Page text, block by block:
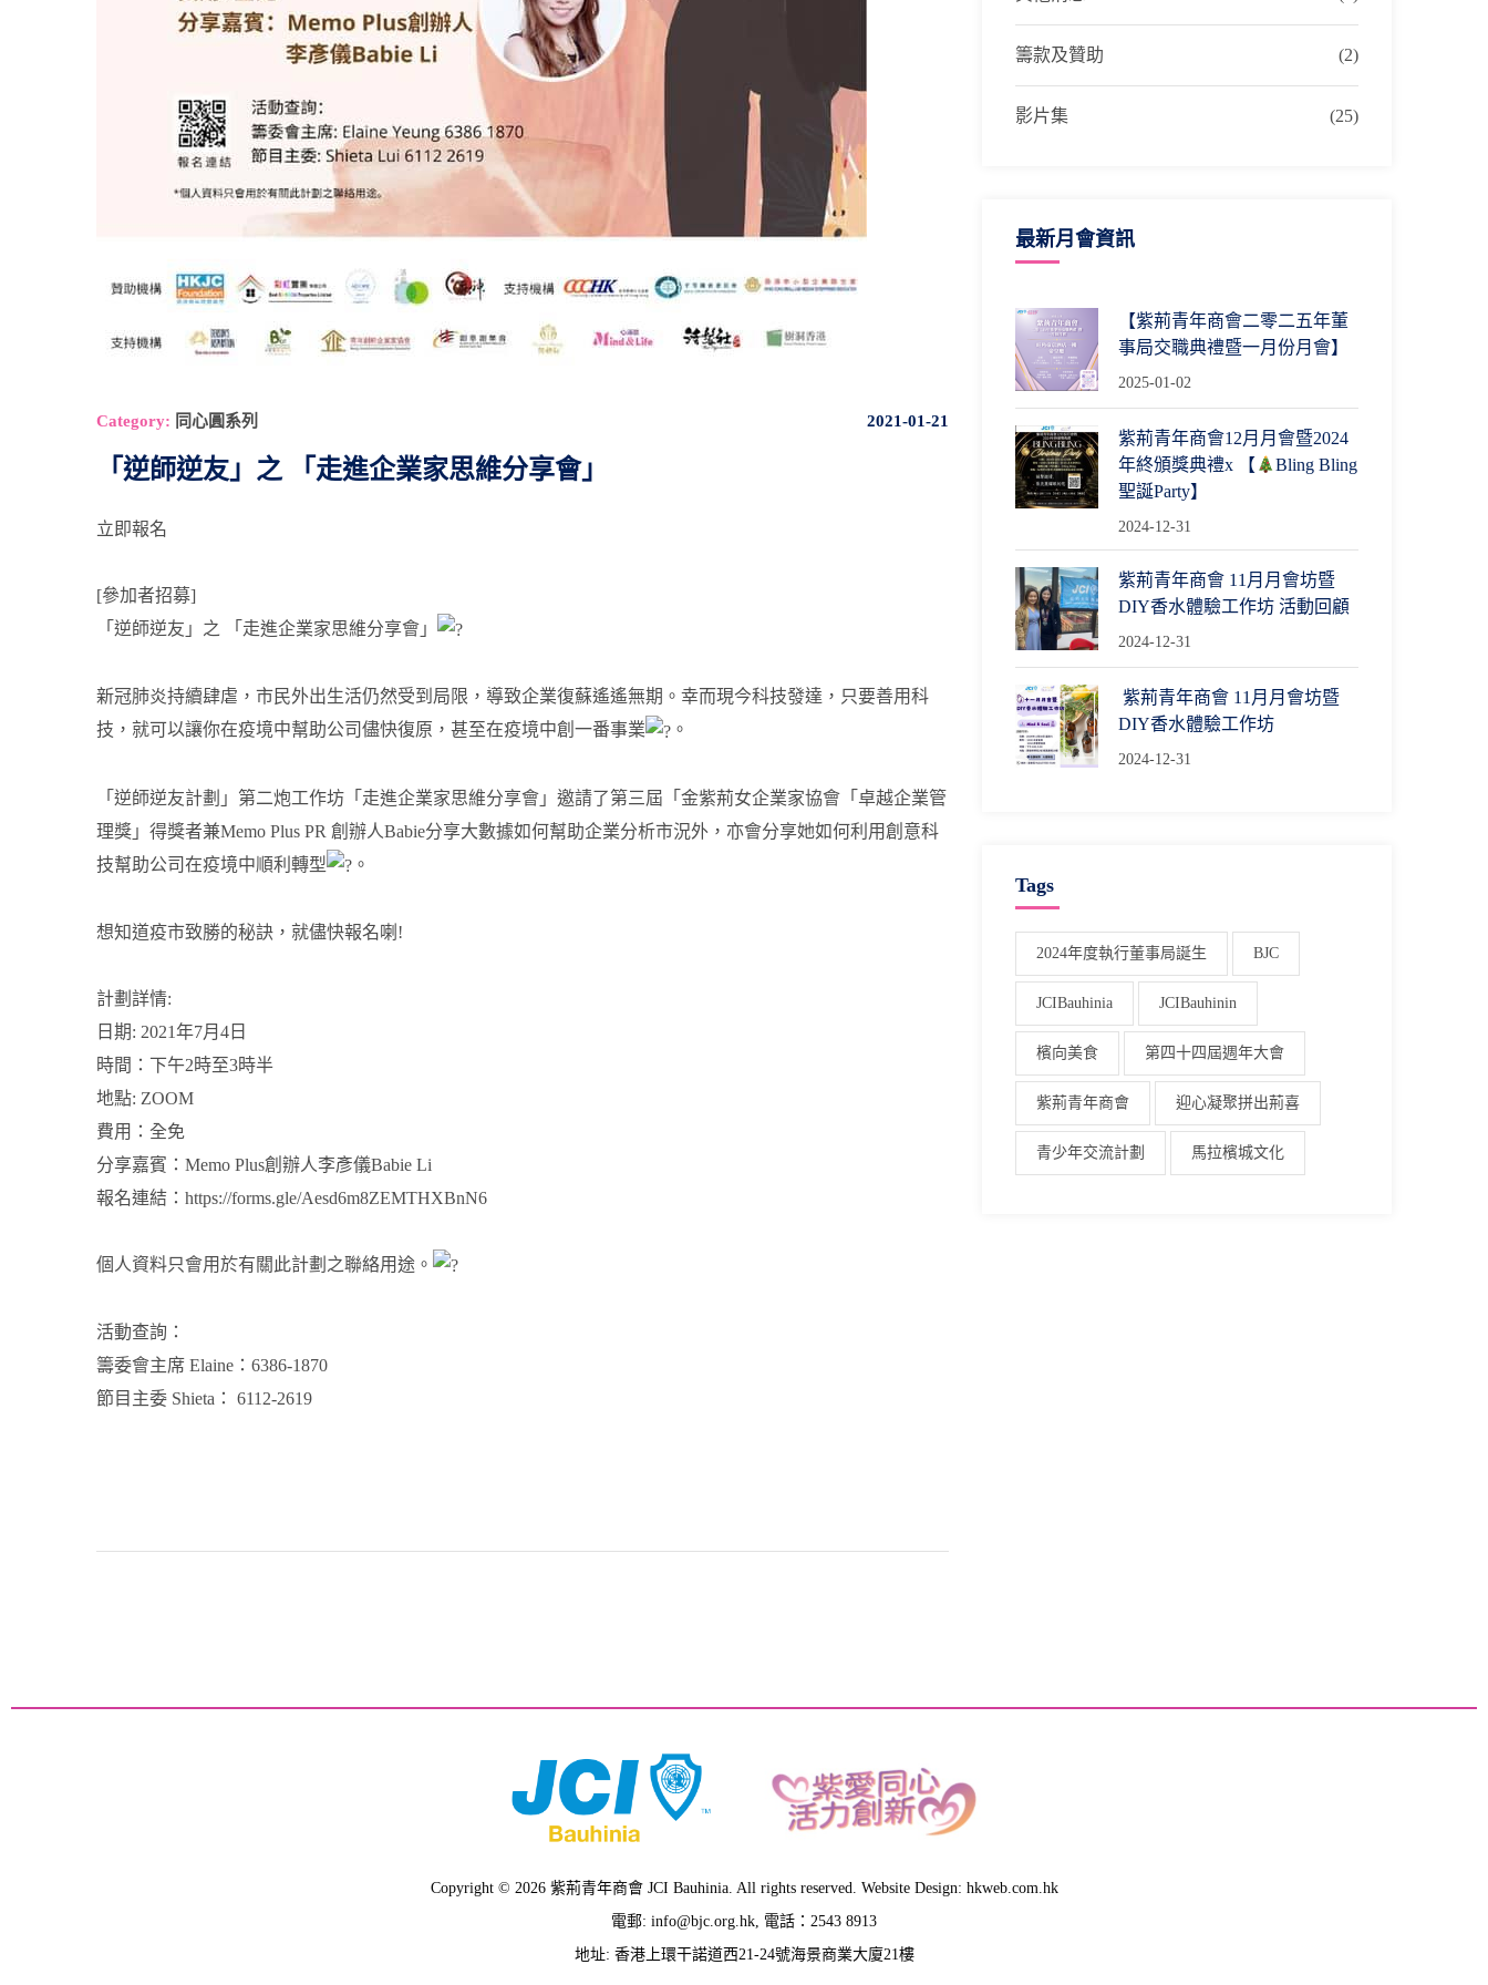
Category: 同心圓系列 2021-01-21
「逆師逆友」之 「走進企業家思維分享會」
立即報名
[參加者招募]
「逆師逆友」之 「走進企業家思維分享會」
新冠肺炎持續肆虐，市民外出生活仍然受到局限，導致企業復蘇遙遙無期。幸而現今科技發達，只要善用科
技，就可以讓你在疫境中幫助公司儘快復原，甚至在疫境中創一番事業
。
「逆師逆友計劃」第二炮工作坊「走進企業家思維分享會」邀請了第三屆「金紫荊女企業家協會「卓越企業管
理獎」得獎者兼Memo Plus PR 創辦人Babie分享大數據如何幫助企業分析市況外，亦會分享她如何利用創意科
技幫助公司在疫境中順利轉型
。
想知道疫市致勝的秘訣，就儘快報名喇!
計劃詳情:
日期: 2021年7月4日
時間：下午2時至3時半
地點: ZOOM
費用：全免
分享嘉賓：Memo Plus創辦人李彥儀Babie Li
報名連結： https://forms.gle/Aesd6m8ZEMTHXBnN6
個人資料只會用於有關此計劃之聯絡用途。
活動查詢：
籌委會主席 Elaine：6386-1870
節目主委 Shieta： 6112-2619
籌款及贊助 (2)
影片集 (25)
最新月會資訊
【紫荊青年商會二零二五年董
事局交職典禮暨一月份月會】
2025-01-02
紫荊青年商會12月月會暨2024
年終頒獎典禮x 【
Bling Bling
聖誕Party】
2024-12-31
紫荊青年商會 11月月會坊暨
DIY香水體驗工作坊 活動回顧
2024-12-31
紫荊青年商會 11月月會坊暨
DIY香水體驗工作坊
2024-12-31
Tags
2024年度執行董事局誕生 BJC
JCIBauhinia JCIBauhinin
檳向美食 第四十四屆週年大會
紫荊青年商會 迎心凝聚拼出荊喜
青少年交流計劃 馬拉檳城文化
Copyright © 2026 紫荊青年商會 JCI Bauhinia. All rights reserved. Website Design: hkweb.com.hk
電郵: info@bjc.org.hk, 電話：2543 8913
地址: 香港上環干諾道西21-24號海景商業大廈21樓